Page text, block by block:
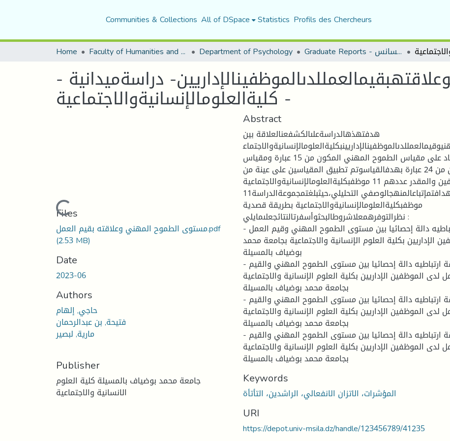
Communities & Collections All of DSpace Statistics Profils des Chercheurs
Home Faculty of Humanities and Social Sciences Department of Psychology Graduate Reports - تقارير الليسانس
دراسةميدانية -
كليةالعلومالإنسانيةوالاجتماعية -
Loading...
Files
مستوى الطموح المهني وعلاقته بقيم العمل.pdf
(2.53 MB)
Date
2023-06
Authors
حاجي, إلهام
فتيحة, بن عبدالرحمان
مارية, لبصير
Publisher
جامعة محمد بوضياف بالمسيلة كلية العلوم
الانسانية والاجتماعية
Abstract
هدفتهذهالدراسةعلىالكشفعنالعلاقة بين
يةوذلك بالاعتماد على مقياس الطموح المهني المكون من 15 عبارة ومقياس
قيم العمل المكون من 24 عبارة بهدفالقياسوتم تطبيق المقياسين على عينة من
الموظفين والمقدر عددهم 11 موظفبكليةالعلومالإنسانيةوالاجتماعية.
ولتحقيقالأهدافتمإتباعالمنهجالوصفي التحليلي،حيثبلغتمجموعةالدراسة11
موظفبكليةالعلومالإنسانيةوالاجتماعية بطريقة قصدية
نظرالتوفرهمعلاشروطالبحثوأسفرتالنتائجعلىمايلي :
- توجد علاقة ارتباطيه دالة إحصائيا بين مستوى الطموح المهني وقيم العمل
الإداريين بكلية العلوم الإنسانية والاجتماعية بجامعة محمد
بوضياف بالمسيلة
- توجد علاقة ارتباطيه دالة إحصائيا بين مستوى الطموح المهني والقيم
لدى الموظفين الإداريين بكلية العلوم الإنسانية والاجتماعية
بجامعة محمد بوضياف بالمسيلة
- توجد علاقة ارتباطيه دالة إحصائيا بين مستوى الطموح المهني والقيم
لدى الموظفين الإداريين بكلية العلوم الإنسانية والاجتماعية
بجامعة محمد بوضياف بالمسيلة
- توجد علاقة ارتباطيه دالة إحصائيا بين مستوى الطموح المهني والقيم
لدى الموظفين الإداريين بكلية العلوم الإنسانية والاجتماعية
بجامعة محمد بوضياف بالمسيلة
Keywords
المؤشرات، الاتزان الانفعالي، الراشدين، التأتأة
URI
https://depot.univ-msila.dz/handle/123456789/41235